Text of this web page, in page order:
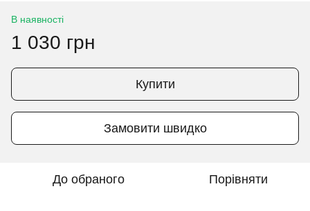
В наявності
1 030 грн
Купити
Замовити швидко
До обраного Порівняти